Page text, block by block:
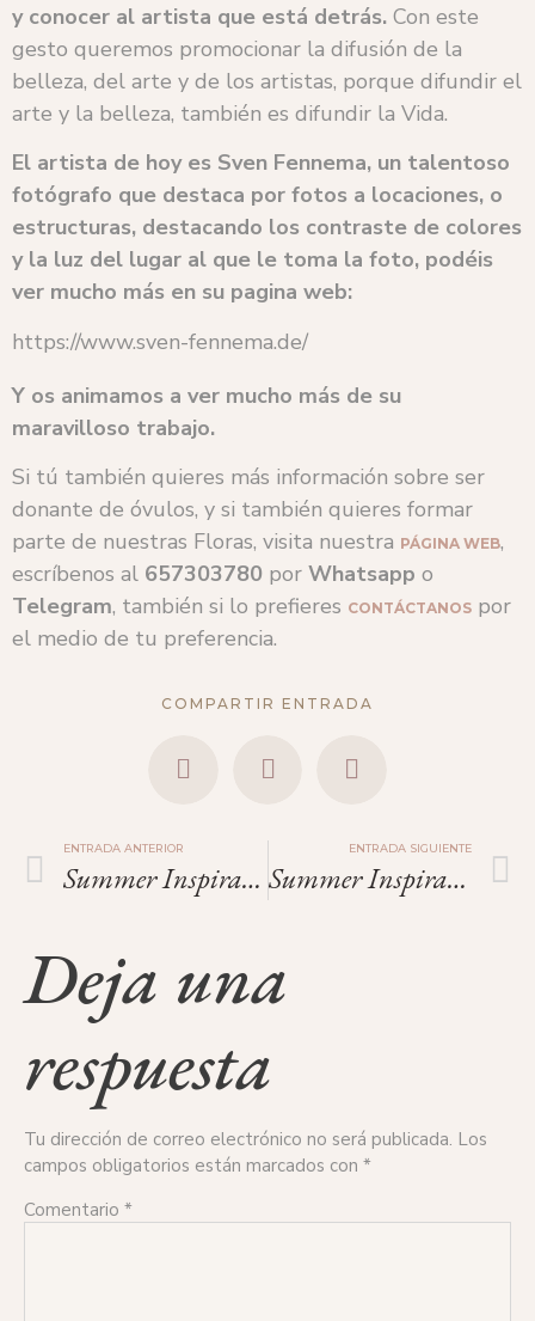
y conocer al artista que está detrás. Con este
gesto queremos promocionar la difusión de la
belleza, del arte y de los artistas, porque difundir el
arte y la belleza, también es difundir la Vida.
El artista de hoy es Sven Fennema, un talentoso
fotógrafo que destaca por fotos a locaciones, o
estructuras, destacando los contraste de colores
y la luz del lugar al que le toma la foto, podéis
ver mucho más en su pagina web:
https://www.sven-fennema.de/
Y os animamos a ver mucho más de su
maravilloso trabajo.
Si tú también quieres más información sobre ser
donante de óvulos, y si también quieres formar
parte de nuestras Floras, visita nuestra PÁGINA WEB,
escríbenos al 657303780 por Whatsapp o
Telegram, también si lo prefieres CONTÁCTANOS por
el medio de tu preferencia.
COMPARTIR ENTRADA
ENTRADA ANTERIOR
Summer Inspiration: Andrey Yakovlev
ENTRADA SIGUIENTE
Summer Inspiration: Bella Kotak.
Deja una
respuesta
Tu dirección de correo electrónico no será publicada. Los
campos obligatorios están marcados con *
Comentario *